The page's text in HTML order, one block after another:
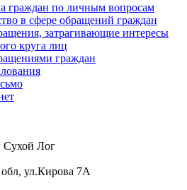
граждан по личным вопросам
в сфере обращений граждан
затрагивающие интересы
круга лиц
граждан
Лог
ул.Кирова 7А